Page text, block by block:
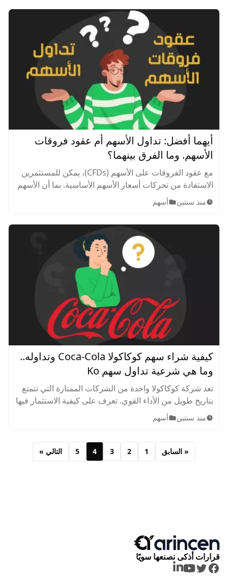
أيهما أفضل: تداول الأسهم أم عقود فروقات
الأسهم. وما الفرق بينهما؟
مع عقود الفروقات على الأسهم (CFDs)، يمكن للمستثمرين
الاستفادة من تحركات أسعار الأسهم الأساسية. بما أن الأسهم
أو مؤشرات الأسهم غالباً ما تكون بمثابة قيمة أساسية
ومرجعية لعقود الفروقات، فإن السؤال الذي يطرح نفسه -
منذ سنتين أسهم
كيفية شراء سهم كوكاكولا Coca-Cola وتداوله..
وما هي شرعية تداول سهم Ko
تعد شركة كوكاكولا واحدة من الشركات الممتازة التي تتمتع
بتاريخ طويل من الأداء القوي. تعرف على كيفية الاستثمار فيها
وشراء أسهم KO ببساطة ونجاح.
منذ سنتين أسهم
« السابق 1
2
3
4
5 التالي »
قرارات أذكى نصنعها سويًا
Facebook
Twitter
Youtube
LinkedIn